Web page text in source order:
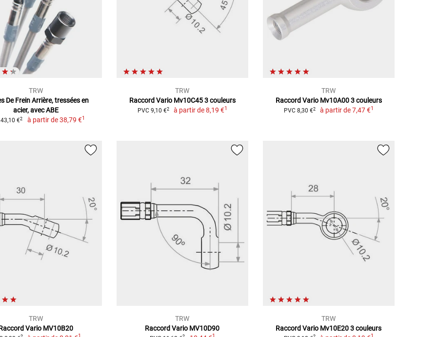
TRW
De Frein Arrière, tressées en
acier, avec ABE
€2 à partir de38,79 €1
TRW
Raccord Vario Mv10C45 3 couleurs
PVC 9,10 €2 à partir de8,19 €1
TRW
Raccord Vario Mv10A00 3 couleurs
PVC 8,30 €2 à partir de7,47 €1
TRW
Vario MV10B20
TRW
Raccord Vario MV10D90
TRW
Raccord Vario Mv10E20 3 couleurs